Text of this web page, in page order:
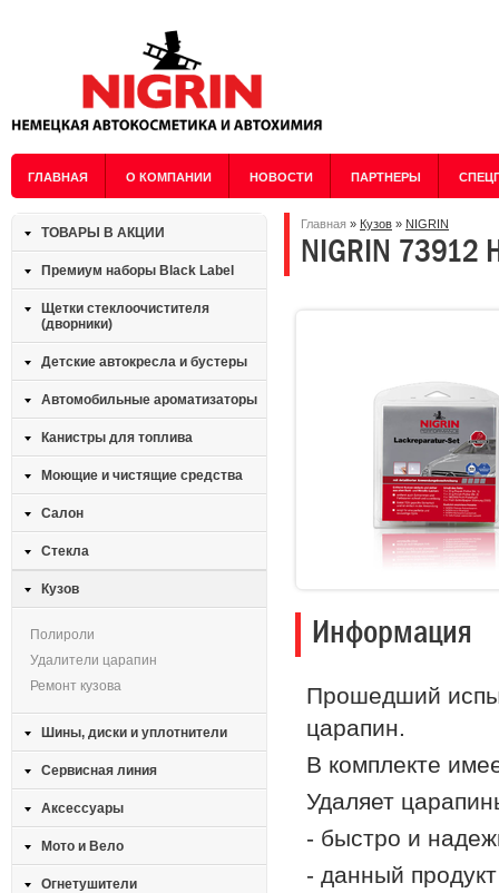
ГЛАВНАЯ О КОМПАНИИ НОВОСТИ ПАРТНЕРЫ
ТОВАРЫ В АКЦИИ
Премиум наборы Black Label
Щетки стеклоочистителя
(дворники)
Детские автокресла и бустеры
Автомобильные ароматизаторы
Канистры для топлива
Моющие и чистящие средства
Салон
Стекла
Кузов
Полироли
Удалители царапин
Ремонт кузова
Шины, диски и уплотнители
Сервисная линия
Аксессуары
Мото и Вело
Огнетушители
Главная » Кузов » NIGRIN
NIGRIN 73912
Информация
Прошедший
царапин.
В комплекте
Удаляет
- быстро и
- данный